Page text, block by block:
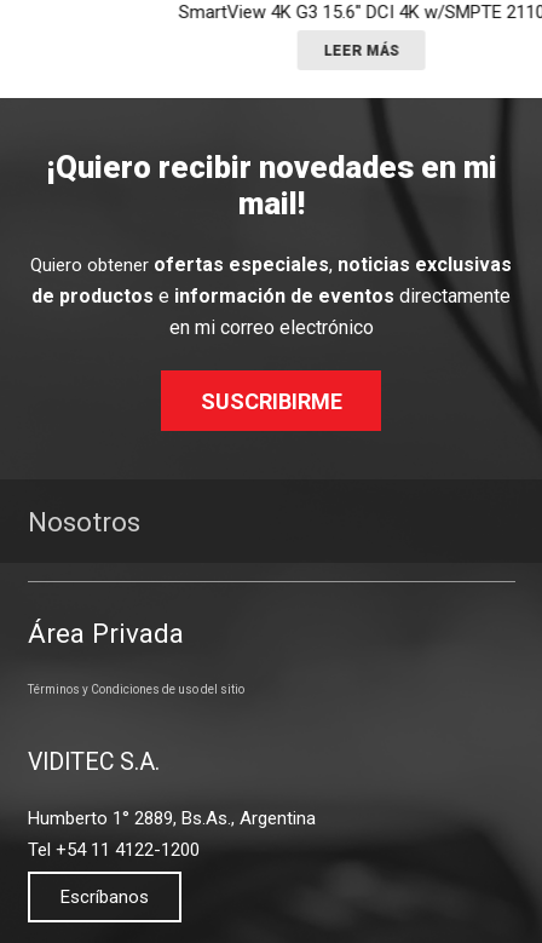
SmartView 4K G3 15.6″ DCI 4K w/SMPTE 2110
¡Quiero recibir novedades en mi
mail!
Quiero obtener ofertas especiales, noticias exclusivas
de productos e información de eventos directamente
en mi correo electrónico
SUSCRIBIRME
Nosotros
Área Privada
Términos y Condiciones de uso del sitio
VIDITEC S.A.
Humberto 1° 2889, Bs.As., Argentina
Tel +54 11 4122-1200
Escríbanos